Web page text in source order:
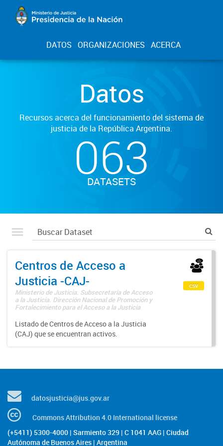
DATOS ORGANIZACIONES ACERCA
Datos
Recursos acerca del funcionamiento del sistema de
justicia de la República Argentina.
063
DATASETS
Centros de Acceso a
Justicia -CAJ-
Ministerio de Justicia. Subsecretaría de Acceso
a la Justicia. Dirección Nacional de Promoción y
Fortalecimiento para el Acceso a la Justicia
Listado de Centros de Acceso a la Justicia
(CAJ) que se encuentran activos.
csv
datosjusticia@jus.gov.ar
Commons Attribution 4.0 International license
(+5411) 5300-4000 | Sarmiento 329 | C 1041 AAG | Ciudad
Autónoma de Buenos Aires | Argentina